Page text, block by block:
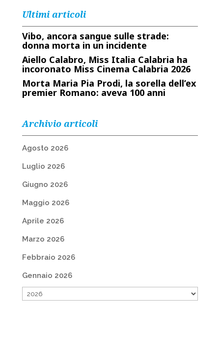
Ultimi articoli
Vibo, ancora sangue sulle strade:
donna morta in un incidente
Aiello Calabro, Miss Italia Calabria ha
incoronato Miss Cinema Calabria 2026
Morta Maria Pia Prodi, la sorella dell’ex
premier Romano: aveva 100 anni
Archivio articoli
Agosto 2026
Luglio 2026
Giugno 2026
Maggio 2026
Aprile 2026
Marzo 2026
Febbraio 2026
Gennaio 2026